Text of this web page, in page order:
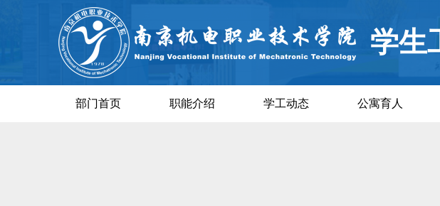
学生
部门首页 职能介绍 学工动态 公寓育人